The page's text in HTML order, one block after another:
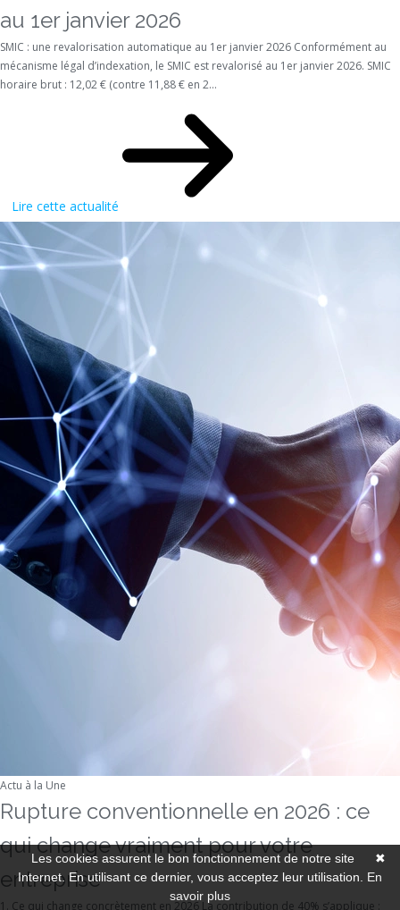
au 1er janvier 2026
SMIC : une revalorisation automatique au 1er janvier 2026 Conformément au
mécanisme légal d’indexation, le SMIC est revalorisé au 1er janvier 2026. SMIC
horaire brut : 12,02 € (contre 11,88 € en 2...
Lire cette actualité
Actu à la Une
Rupture conventionnelle en 2026 : ce
qui change vraiment pour votre
entreprise
1. Ce qui change concrètement en 2026 La contribution de 40% s’applique :
✖
Les cookies assurent le bon fonctionnement de notre site
Internet. En utilisant ce dernier, vous acceptez leur utilisation. En
savoir plus